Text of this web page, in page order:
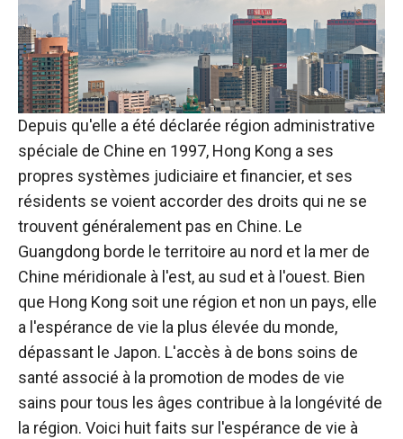
Depuis qu'elle a été déclarée région administrative
spéciale de Chine en 1997, Hong Kong a ses
propres systèmes judiciaire et financier, et ses
résidents se voient accorder des droits qui ne se
trouvent généralement pas en Chine. Le
Guangdong borde le territoire au nord et la mer de
Chine méridionale à l'est, au sud et à l'ouest. Bien
que Hong Kong soit une région et non un pays, elle
a l'espérance de vie la plus élevée du monde,
dépassant le Japon. L'accès à de bons soins de
santé associé à la promotion de modes de vie
sains pour tous les âges contribue à la longévité de
la région. Voici huit faits sur l'espérance de vie à